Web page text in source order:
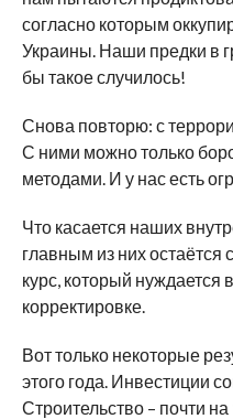
согласно которым
Украины. Наши предки в
бы такое случилось!
Снова повторю: с
С ними можно только
методами. И у нас есть
Что касается наших
главным из них остаётся
курс, который нуждается
корректировке.
Вот только некоторые
этого года. Инвестиции
Строительство – почти